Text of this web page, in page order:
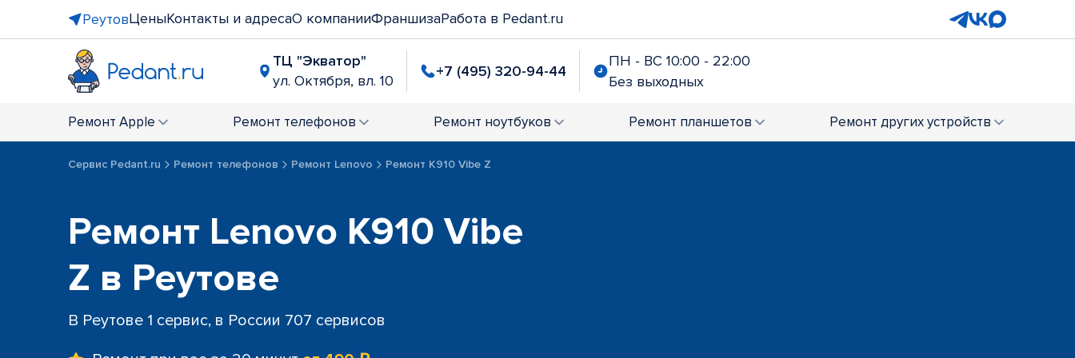
РеутовЦеныКонтакты и адресаО компанииФраншизаРабота в Pedant.ru
ТЦ "Экватор"
ул. Октября, вл. 10
+7 (495) 320-94-44
ПН - ВС 10:00 - 22:00
Без выходных
Ремонт Apple Ремонт телефонов Ремонт ноутбуков Ремонт планшетов Ремонт других устройств
Сервис Pedant.ru Ремонт телефонов Ремонт Lenovo Ремонт K910 Vibe Z
Ремонт Lenovo K910 Vibe
Z в Реутове
В Реутове 1 сервис, в России 707 сервисов